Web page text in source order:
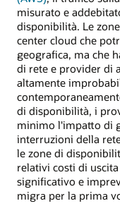
misurato e
disponibilità. Le
center cloud che
geografica, ma che
di rete e provider di
altamente
di disponibilità, i
minimo l'impatto di
interruzioni della
le zone di
relativi costi di
significativo e
migra per la prima